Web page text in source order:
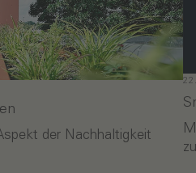
der Nachhaltigkeit